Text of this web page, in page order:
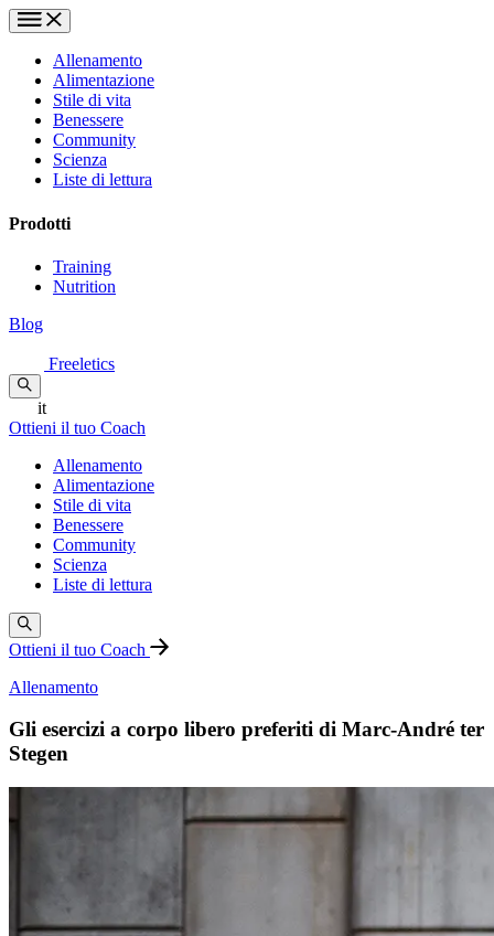
Allenamento
Alimentazione
Stile di vita
Benessere
Community
Scienza
Liste di lettura
Prodotti
Training
Nutrition
Blog
Freeletics
it
Ottieni il tuo Coach
Allenamento
Alimentazione
Stile di vita
Benessere
Community
Scienza
Liste di lettura
Ottieni il tuo Coach
Allenamento
Gli esercizi a corpo libero preferiti di Marc-André ter
Stegen